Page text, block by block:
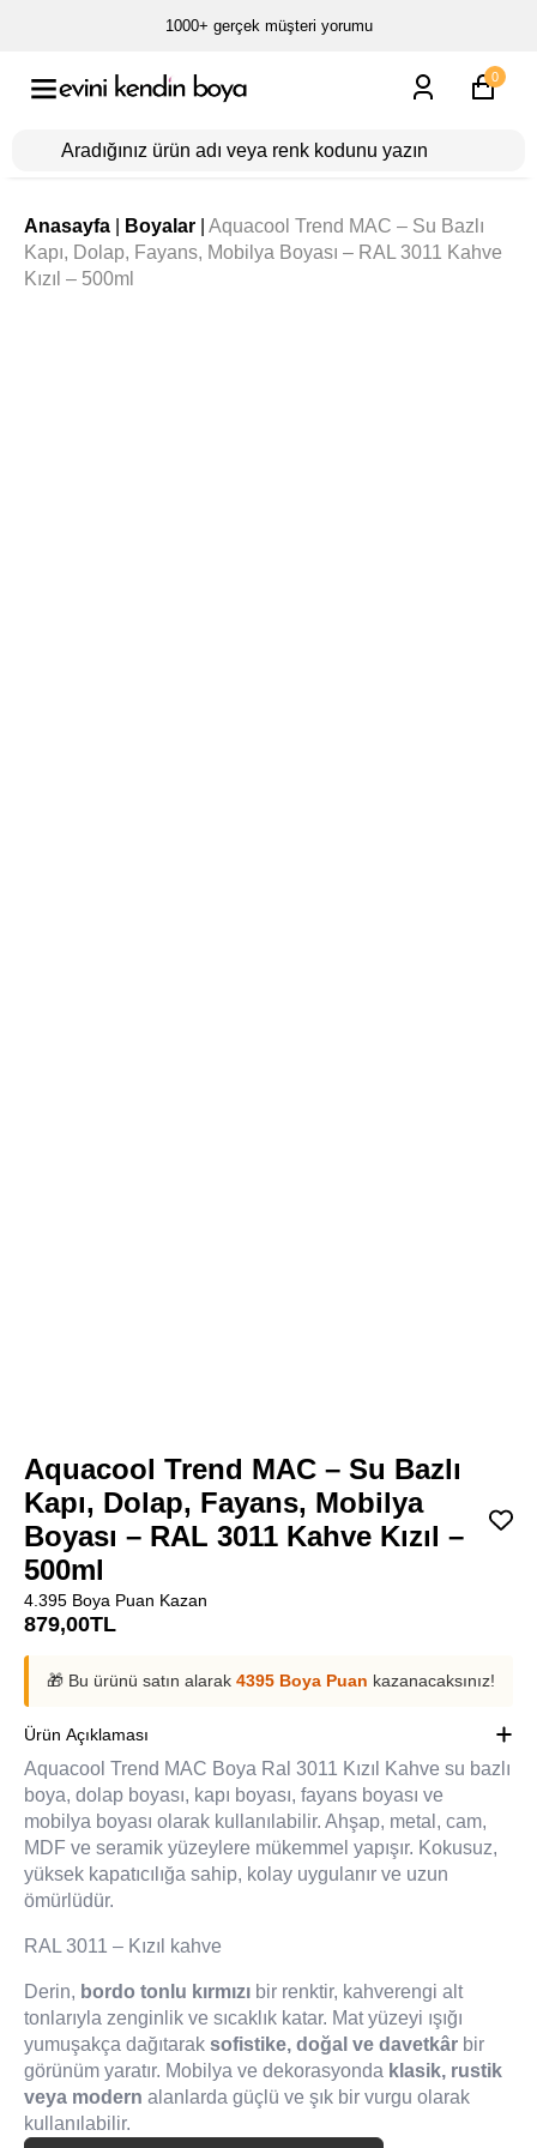
1000+ gerçek müşteri yorumu
0
Anasayfa Boyalar
Aquacool Trend MAC – Su Bazlı
Kapı, Dolap, Fayans, Mobilya Boyası – RAL 3011 Kahve
Kızıl – 500ml
Aquacool Trend MAC – Su Bazlı
Kapı, Dolap, Fayans, Mobilya
Boyası – RAL 3011 Kahve Kızıl –
500ml
4.395 Boya Puan Kazan
879,00TL
🎁 Bu ürünü satın alarak 4395 Boya Puan kazanacaksınız!
Ürün Açıklaması
Aquacool Trend MAC Boya Ral 3011 Kızıl Kahve su bazlı
boya, dolap boyası, kapı boyası, fayans boyası ve
mobilya boyası olarak kullanılabilir. Ahşap, metal, cam,
MDF ve seramik yüzeylere mükemmel yapışır. Kokusuz,
yüksek kapatıcılığa sahip, kolay uygulanır ve uzun
ömürlüdür.
RAL 3011 – Kızıl kahve
Derin, bordo tonlu kırmızı bir renktir, kahverengi alt
tonlarıyla zenginlik ve sıcaklık katar. Mat yüzeyi ışığı
yumuşakça dağıtarak sofistike, doğal ve davetkâr bir
görünüm yaratır. Mobilya ve dekorasyonda klasik, rustik
veya modern alanlarda güçlü ve şık bir vurgu olarak
kullanılabilir.